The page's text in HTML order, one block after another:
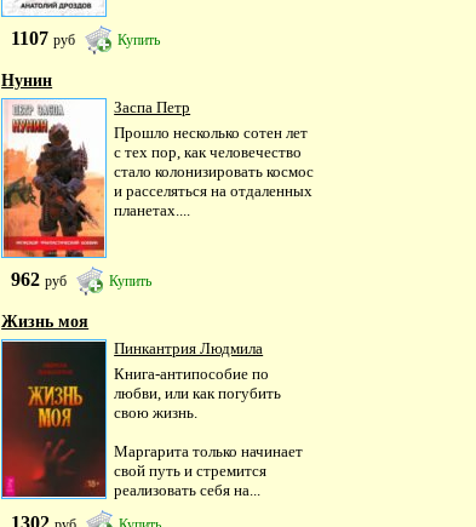
1107руб Купить
Нунин
Заспа Петр
Прошло несколько сотен лет
с тех пор, как человечество
стало колонизировать космос
и расселяться на отдаленных
планетах....
962руб Купить
Жизнь моя
Пинкантрия Людмила
Книга-антипособие по
любви, или как погубить
свою жизнь.
Маргарита только начинает
свой путь и стремится
реализовать себя на...